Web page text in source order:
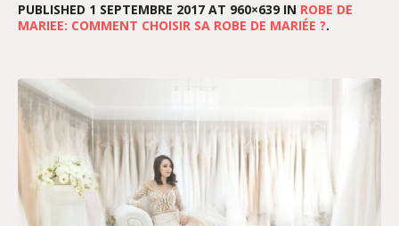
PUBLISHED 1 SEPTEMBRE 2017 AT 960×639 IN ROBE DE
MARIEE: COMMENT CHOISIR SA ROBE DE MARIÉE ?.